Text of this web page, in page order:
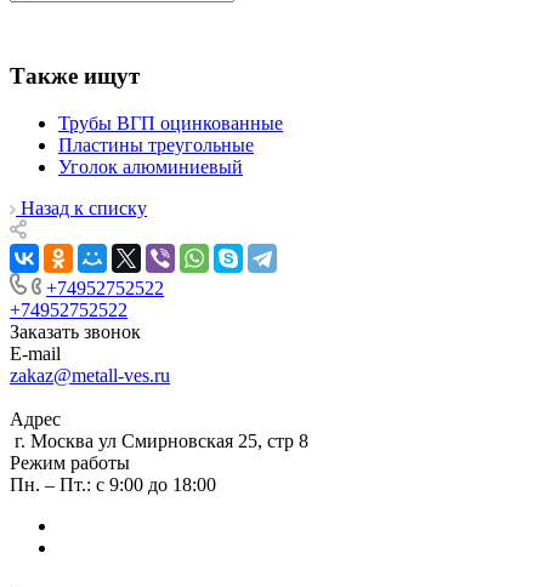
Также ищут
Трубы ВГП оцинкованные
Пластины треугольные
Уголок алюминиевый
Назад к списку
+74952752522
+74952752522
Заказать звонок
E-mail
zakaz@metall-ves.ru
Адрес
г. Москва ул Смирновская 25, стр 8
Режим работы
Пн. – Пт.: с 9:00 до 18:00